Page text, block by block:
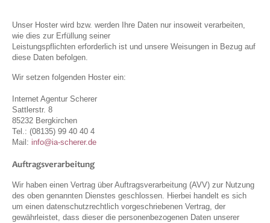
Unser Hoster wird bzw. werden Ihre Daten nur insoweit verarbeiten,
wie dies zur Erfüllung seiner
Leistungspflichten erforderlich ist und unsere Weisungen in Bezug auf
diese Daten befolgen.
Wir setzen folgenden Hoster ein:
Internet Agentur Scherer
Sattlerstr. 8
85232 Bergkirchen
Tel.: (08135) 99 40 40 4
Mail: info@ia-scherer.de
Auftragsverarbeitung
Wir haben einen Vertrag über Auftragsverarbeitung (AVV) zur Nutzung
des oben genannten Dienstes geschlossen. Hierbei handelt es sich
um einen datenschutzrechtlich vorgeschriebenen Vertrag, der
gewährleistet, dass dieser die personenbezogenen Daten unserer